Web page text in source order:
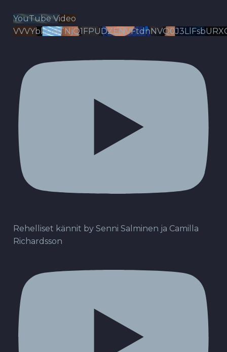
YouTube Video
Rehelliset kännit by Senni Salminen ja Camilla
Richardsson